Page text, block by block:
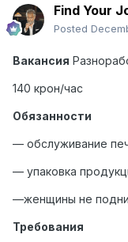
Find Your
Posted
Вакансия
140 крон/час
Обязанности
— обслуживание
— упаковка
—женщины не
Требования